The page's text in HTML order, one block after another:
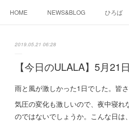
HOME NEWS&BLOG ひろば
2019.05.21 06:28
【今日のULALA】5月21日
雨と風が激しかった1日でした。皆
気圧の変化も激しいので、夜中寝れ
のではないでしょうか。こんな日は